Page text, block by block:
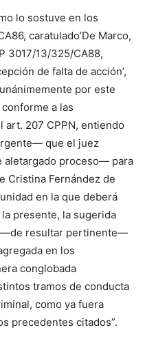
lo sostuve en los
caratulado’De Marco,
3017/13/325/CA88,
de falta de acción’,
por este
a las
207 CPPN, entiendo
que el juez
aletargado proceso— para
Cristina Fernández de
en la que deberá
presente, la sugerida
—de resultar pertinente—
en los
conglobada
tramos de conducta
como ya fuera
precedentes citados”.